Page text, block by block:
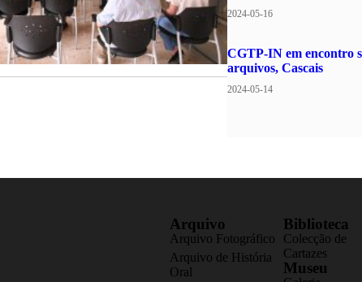
2024-05-16
CGTP-IN em encontro
arquivos, Cascais
2024-05-14
Arquivo
Arquivo Fotográfico
Arquivo de História
Oral
Biblioteca
Colecção de
Cartazes
Museu